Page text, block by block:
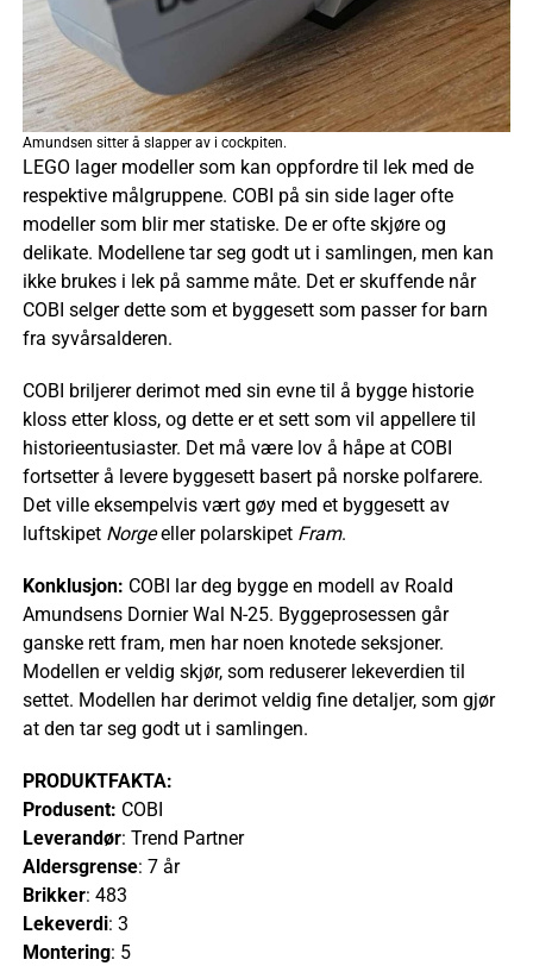
Amundsen sitter å slapper av i cockpiten.
LEGO lager modeller som kan oppfordre til lek med de
respektive målgruppene. COBI på sin side lager ofte
modeller som blir mer statiske. De er ofte skjøre og
delikate. Modellene tar seg godt ut i samlingen, men kan
ikke brukes i lek på samme måte. Det er skuffende når
COBI selger dette som et byggesett som passer for barn
fra syvårsalderen.
COBI briljerer derimot med sin evne til å bygge historie
kloss etter kloss, og dette er et sett som vil appellere til
historieentusiaster. Det må være lov å håpe at COBI
fortsetter å levere byggesett basert på norske polfarere.
Det ville eksempelvis vært gøy med et byggesett av
luftskipet Norgeeller polarskipet Fram.
Konklusjon: COBI lar deg bygge en modell av Roald
Amundsens Dornier Wal N-25. Byggeprosessen går
ganske rett fram, men har noen knotede seksjoner.
Modellen er veldig skjør, som reduserer lekeverdien til
settet. Modellen har derimot veldig fine detaljer, som gjør
at den tar seg godt ut i samlingen.
PRODUKTFAKTA:
Produsent: COBI
Leverandør: Trend Partner
Aldersgrense: 7 år
Brikker: 483
Lekeverdi: 3
Montering: 5